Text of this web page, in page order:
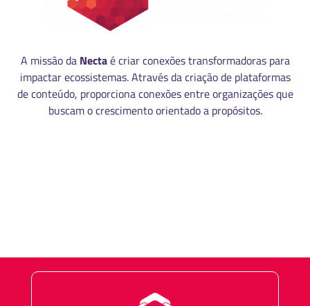
A missão da Nectaé criar conexões transformadoras para
impactar ecossistemas. Através da criação de plataformas
de conteúdo, proporciona conexões entre organizações que
buscam o crescimento orientado a propósitos.